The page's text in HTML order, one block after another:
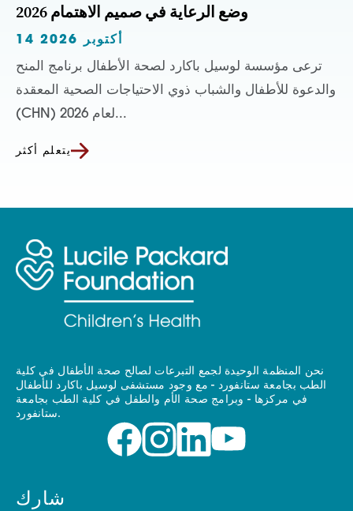
وضع الرعاية في صميم الاهتمام 2026
14 أكتوبر 2026
ترعى مؤسسة لوسيل باكارد لصحة الأطفال برنامج المنح
والدعوة للأطفال والشباب ذوي الاحتياجات الصحية المعقدة
(CHN) لعام 2026...
يتعلم أكثر
نحن المنظمة الوحيدة لجمع التبرعات لصالح صحة الأطفال في كلية
الطب بجامعة ستانفورد - مع وجود مستشفى لوسيل باكارد للأطفال
في مركزها - وبرامج صحة الأم والطفل في كلية الطب بجامعة
ستانفورد.
شارك